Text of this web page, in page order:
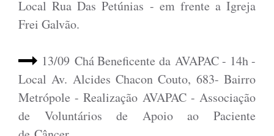
Local Rua Das Petúnias - em frente a Igreja
Frei Galvão.
13/09 CháBeneficente da AVAPAC - 14h -
Local Av. Alcides Chacon Couto, 683- Bairro
Metrópole - Realização AVAPAC - Associação
de Voluntários de Apoio ao Paciente